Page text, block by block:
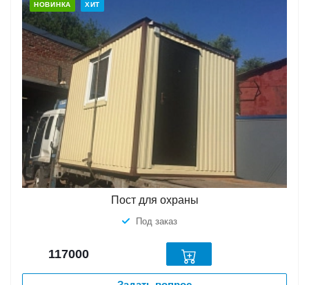
НОВИНКА ХИТ
Пост для охраны
Под заказ
117000